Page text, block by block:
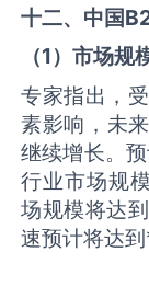
十二、中国
（1）市场规
专家指出，
素影响，未
继续增长。
行业市场规
场规模将达
速预计将达